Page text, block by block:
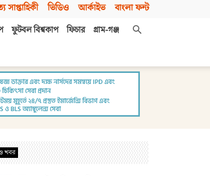
সাপ্তাহিকী ভিডিও আর্কাইভ বাংলা ফন্ট
ফুটবল বিশ্বকাপ ফিচার
গ্রাম-গঞ্জ
খবর